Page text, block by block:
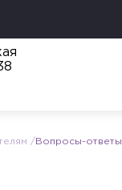
Вопросы-ответы